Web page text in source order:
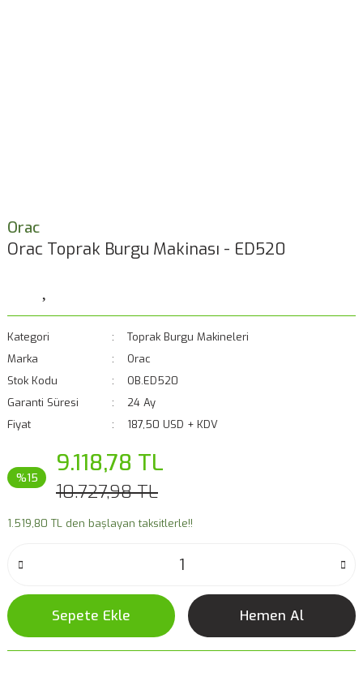
Orac
Orac Toprak Burgu Makinası - ED520
Kategori
Toprak Burgu Makineleri
Marka
Orac
Stok Kodu
OB.ED520
Garanti Süresi
24 Ay
Fiyat
187,50 USD + KDV
%15 9.118,78 TL
10.727,98 TL
1.519,80 TL den başlayan taksitlerle!!
Sepete Ekle Hemen Al